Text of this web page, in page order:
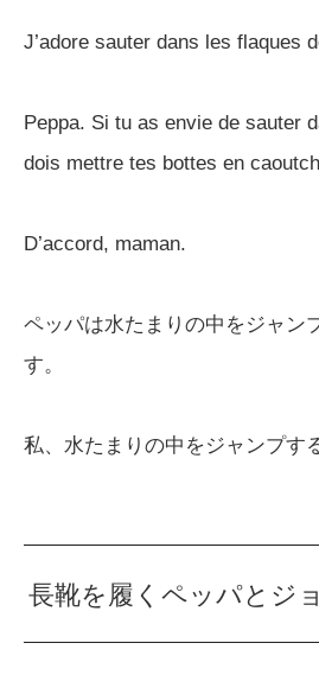
J’adore sauter dans les flaques
Peppa. Si tu as envie de sauter
dois mettre tes bottes en
D’accord, maman.
ペッパは水たまりの中をジャン
す。
私、水たまりの中をジャンプす
長靴を履くペッパとジ